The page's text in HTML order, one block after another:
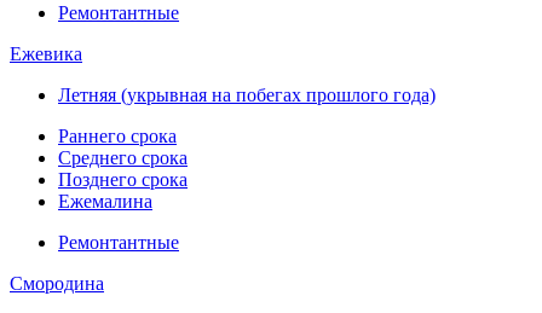
Ремонтантные
Ежевика
Летняя (укрывная на побегах прошлого года)
Раннего срока
Среднего срока
Позднего срока
Ежемалина
Ремонтантные
Смородина